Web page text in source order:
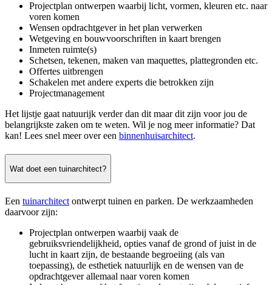
Projectplan ontwerpen waarbij licht, vormen, kleuren etc. naar
voren komen
Wensen opdrachtgever in het plan verwerken
Wetgeving en bouwvoorschriften in kaart brengen
Inmeten ruimte(s)
Schetsen, tekenen, maken van maquettes, plattegronden etc.
Offertes uitbrengen
Schakelen met andere experts die betrokken zijn
Projectmanagement
Het lijstje gaat natuurijk verder dan dit maar dit zijn voor jou de
belangrijkste zaken om te weten. Wil je nog meer informatie? Dat
kan! Lees snel meer over een binnenhuisarchitect.
Wat doet een tuinarchitect?
Een tuinarchitect ontwerpt tuinen en parken. De werkzaamheden
daarvoor zijn:
Projectplan ontwerpen waarbij vaak de
gebruiksvriendelijkheid, opties vanaf de grond of juist in de
lucht in kaart zijn, de bestaande begroeiing (als van
toepassing), de esthetiek natuurlijk en de wensen van de
opdrachtgever allemaal naar voren komen